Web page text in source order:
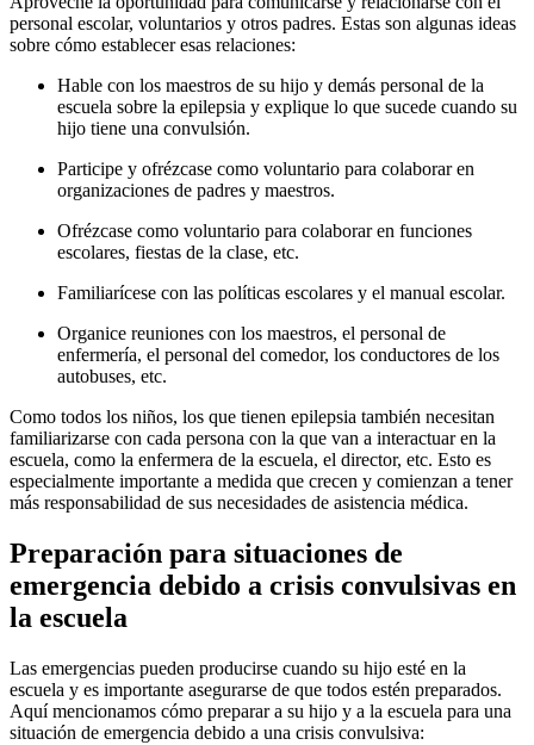
personal escolar, voluntarios y otros padres. Estas son algunas ideas
sobre cómo establecer esas relaciones:
Hable con los maestros de su hijo y demás personal de la
escuela sobre la epilepsia y explique lo que sucede cuando su
hijo tiene una convulsión.
Participe y ofrézcase como voluntario para colaborar en
organizaciones de padres y maestros.
Ofrézcase como voluntario para colaborar en funciones
escolares, fiestas de la clase, etc.
Familiarícese con las políticas escolares y el manual escolar.
Organice reuniones con los maestros, el personal de
enfermería, el personal del comedor, los conductores de los
autobuses, etc.
Como todos los niños, los que tienen epilepsia también necesitan
familiarizarse con cada persona con la que van a interactuar en la
escuela, como la enfermera de la escuela, el director, etc. Esto es
especialmente importante a medida que crecen y comienzan a tener
más responsabilidad de sus necesidades de asistencia médica.
Preparación para situaciones de
emergencia debido a crisis convulsivas en
la escuela
Las emergencias pueden producirse cuando su hijo esté en la
escuela y es importante asegurarse de que todos estén preparados.
Aquí mencionamos cómo preparar a su hijo y a la escuela para una
situación de emergencia debido a una crisis convulsiva: